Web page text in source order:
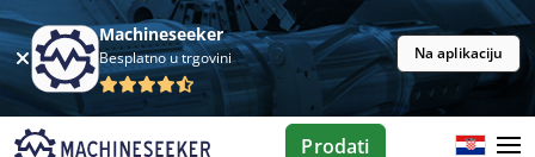
Machineseeker
Besplatno u trgovini Na aplikaciju
Prodati